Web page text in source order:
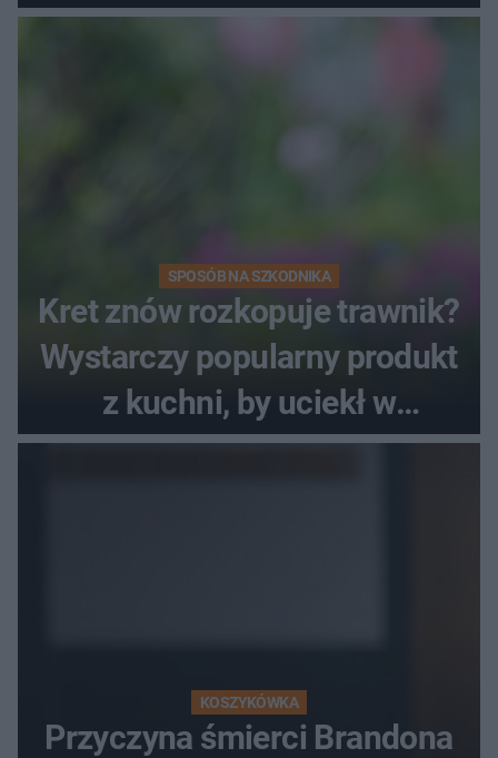
SPOSÓB NA SZKODNIKA
Kret znów rozkopuje trawnik?
Wystarczy popularny produkt
z kuchni, by uciekł w
popłochu
KOSZYKÓWKA
Przyczyna śmierci Brandona